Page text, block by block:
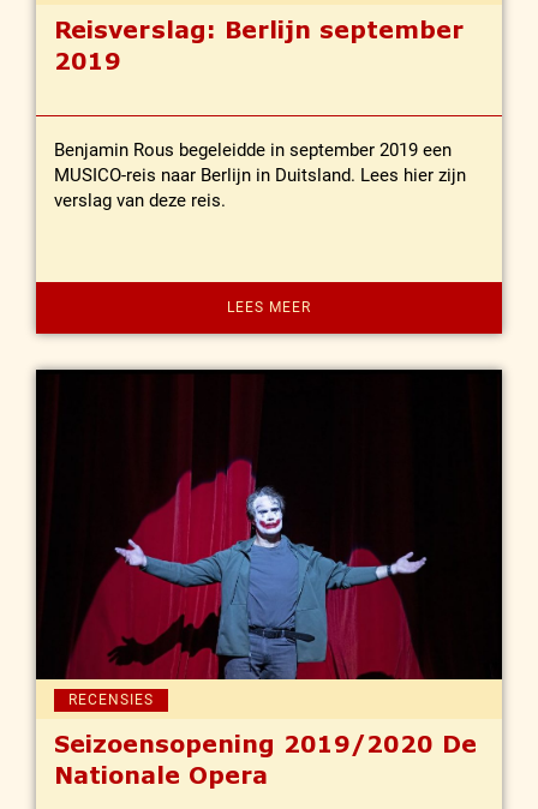
Reisverslag: Berlijn september
2019
Benjamin Rous begeleidde in september 2019 een
MUSICO-reis naar Berlijn in Duitsland. Lees hier zijn
verslag van deze reis.
LEES MEER
RECENSIES
Seizoensopening 2019/2020 De
Nationale Opera